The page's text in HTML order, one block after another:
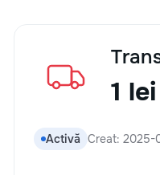
1 lei
Activă Creat: 2025-